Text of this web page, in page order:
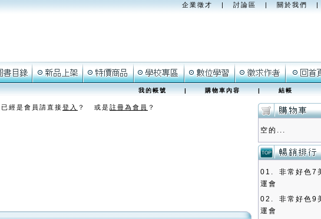
企業徵才 | 討論區 | 關於我們 |
我的帳號|購物車內容|結帳
經是會員請直接登入 ？ 或是 註冊為會員 ？
空的...
01. 非常好色7
運會
02. 非常好色9
運會